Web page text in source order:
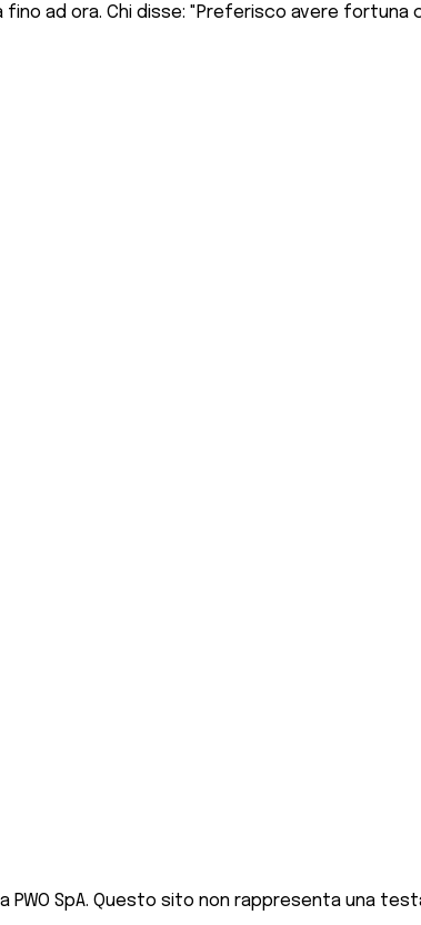
ad ora. Chi disse: "Preferisco avere
SpA. Questo sito non rappresenta una